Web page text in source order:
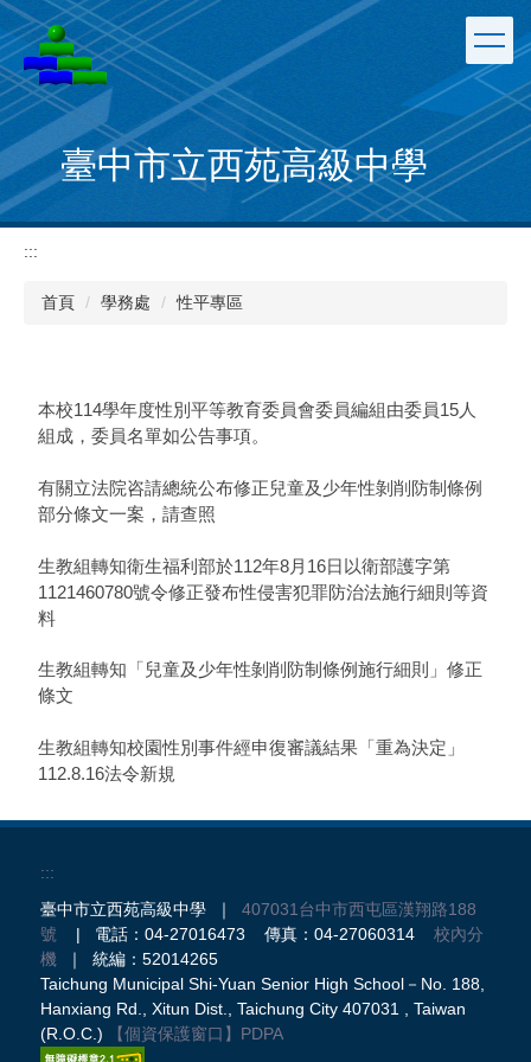
跳
到
主
要
內
容
區
臺中市立西苑高級中學
:::
首頁 學務處 性平專區
本校114學年度性別平等教育委員會委員編組由委員15人
組成，委員名單如公告事項。
有關立法院咨請總統公布修正兒童及少年性剝削防制條例
部分條文一案，請查照
生教組轉知衛生福利部於112年8月16日以衛部護字第
1121460780號令修正發布性侵害犯罪防治法施行細則等資
料
生教組轉知「兒童及少年性剝削防制條例施行細則」修正
條文
生教組轉知校園性別事件經申復審議結果「重為決定」
112.8.16法令新規
:::
臺中市立西苑高級中學 ｜ 407031台中市西屯區漢翔路188
號 | 電話：04-27016473 傳真：04-27060314 校內分
機 ｜ 統編：52014265
Taichung Municipal Shi-Yuan Senior High School－No. 188,
Hanxiang Rd., Xitun Dist., Taichung City 407031 , Taiwan
(R.O.C.)
【個資保護窗口】 PDPA